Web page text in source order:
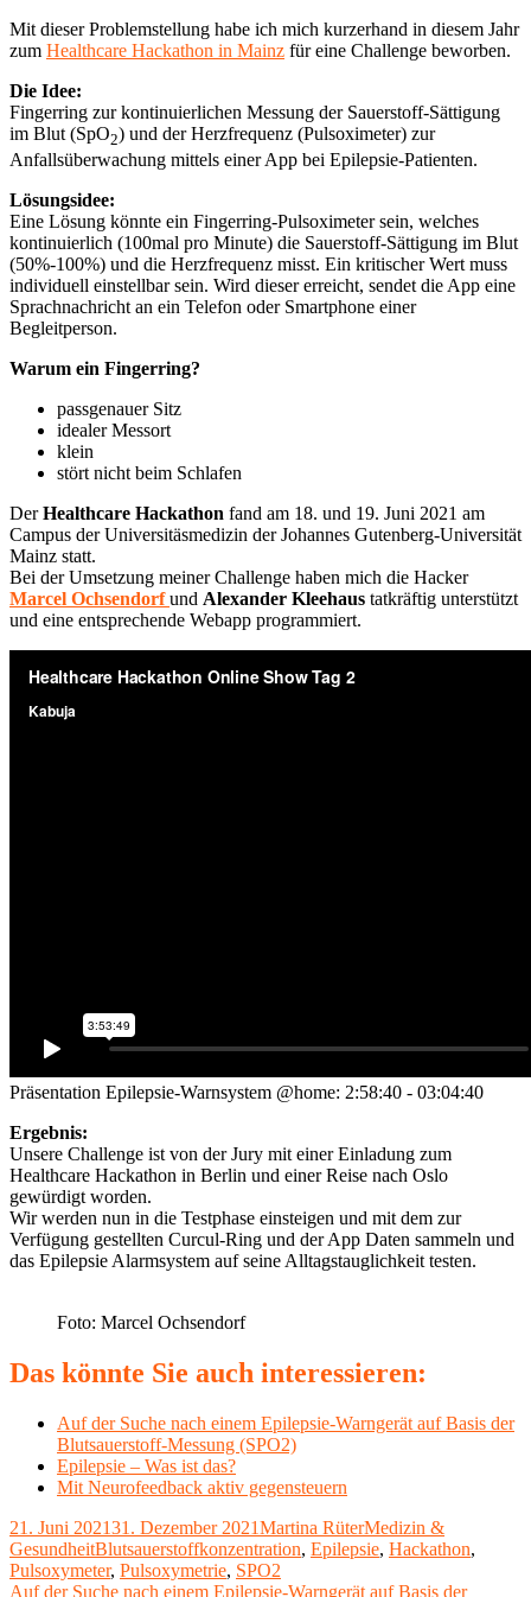
Mit dieser Problemstellung habe ich mich kurzerhand in diesem Jahr
zum Healthcare Hackathon in Mainz für eine Challenge beworben.
Die Idee:
Fingerring zur kontinuierlichen Messung der Sauerstoff-Sättigung
im Blut (SpO2) und der Herzfrequenz (Pulsoximeter) zur
Anfallsüberwachung mittels einer App bei Epilepsie-Patienten.
Lösungsidee:
Eine Lösung könnte ein Fingerring-Pulsoximeter sein, welches
kontinuierlich (100mal pro Minute) die Sauerstoff-Sättigung im Blut
(50%-100%) und die Herzfrequenz misst. Ein kritischer Wert muss
individuell einstellbar sein. Wird dieser erreicht, sendet die App eine
Sprachnachricht an ein Telefon oder Smartphone einer
Begleitperson.
Warum ein Fingerring?
passgenauer Sitz
idealer Messort
klein
stört nicht beim Schlafen
DerHealthcare Hackathon fand am 18. und 19. Juni 2021 am
Campus der Universitäsmedizin der Johannes Gutenberg-Universität
Mainz statt.
Bei der Umsetzung meiner Challenge haben mich die Hacker
Marcel Ochsendorf und Alexander Kleehaus tatkräftig unterstützt
und eine entsprechende Webapp programmiert.
Präsentation Epilepsie-Warnsystem @home: 2:58:40 - 03:04:40
Ergebnis:
Unsere Challenge ist von der Jury mit einer Einladung zum
Healthcare Hackathon in Berlin und einer Reise nach Oslo
gewürdigt worden.
Wir werden nun in die Testphase einsteigen und mit dem zur
Verfügung gestellten Curcul-Ring und der App Daten sammeln und
das Epilepsie Alarmsystem auf seine Alltagstauglichkeit testen.
Foto: Marcel Ochsendorf
Das könnte Sie auch interessieren:
Auf der Suche nach einem Epilepsie-Warngerät auf Basis der
Blutsauerstoff-Messung (SPO2)
Epilepsie – Was ist das?
Mit Neurofeedback aktiv gegensteuern
Veröffentlicht
am
21. Juni 202131. Dezember 2021Autor
Martina RüterKategorien
Medizin &
GesundheitSchlagwörter
Blutsauerstoffkonzentration, Epilepsie, Hackathon,
Pulsoxymeter, Pulsoxymetrie, SPO2
Vorheriger
Auf der Suche nach einem Epilepsie-Warngerät auf Basis der